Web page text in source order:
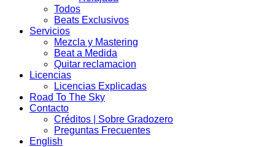
Todos
Beats Exclusivos
Servicios
Mezcla y Mastering
Beat a Medida
Quitar reclamacion
Licencias
Licencias Explicadas
Road To The Sky
Contacto
Créditos | Sobre Gradozero
Preguntas Frecuentes
English